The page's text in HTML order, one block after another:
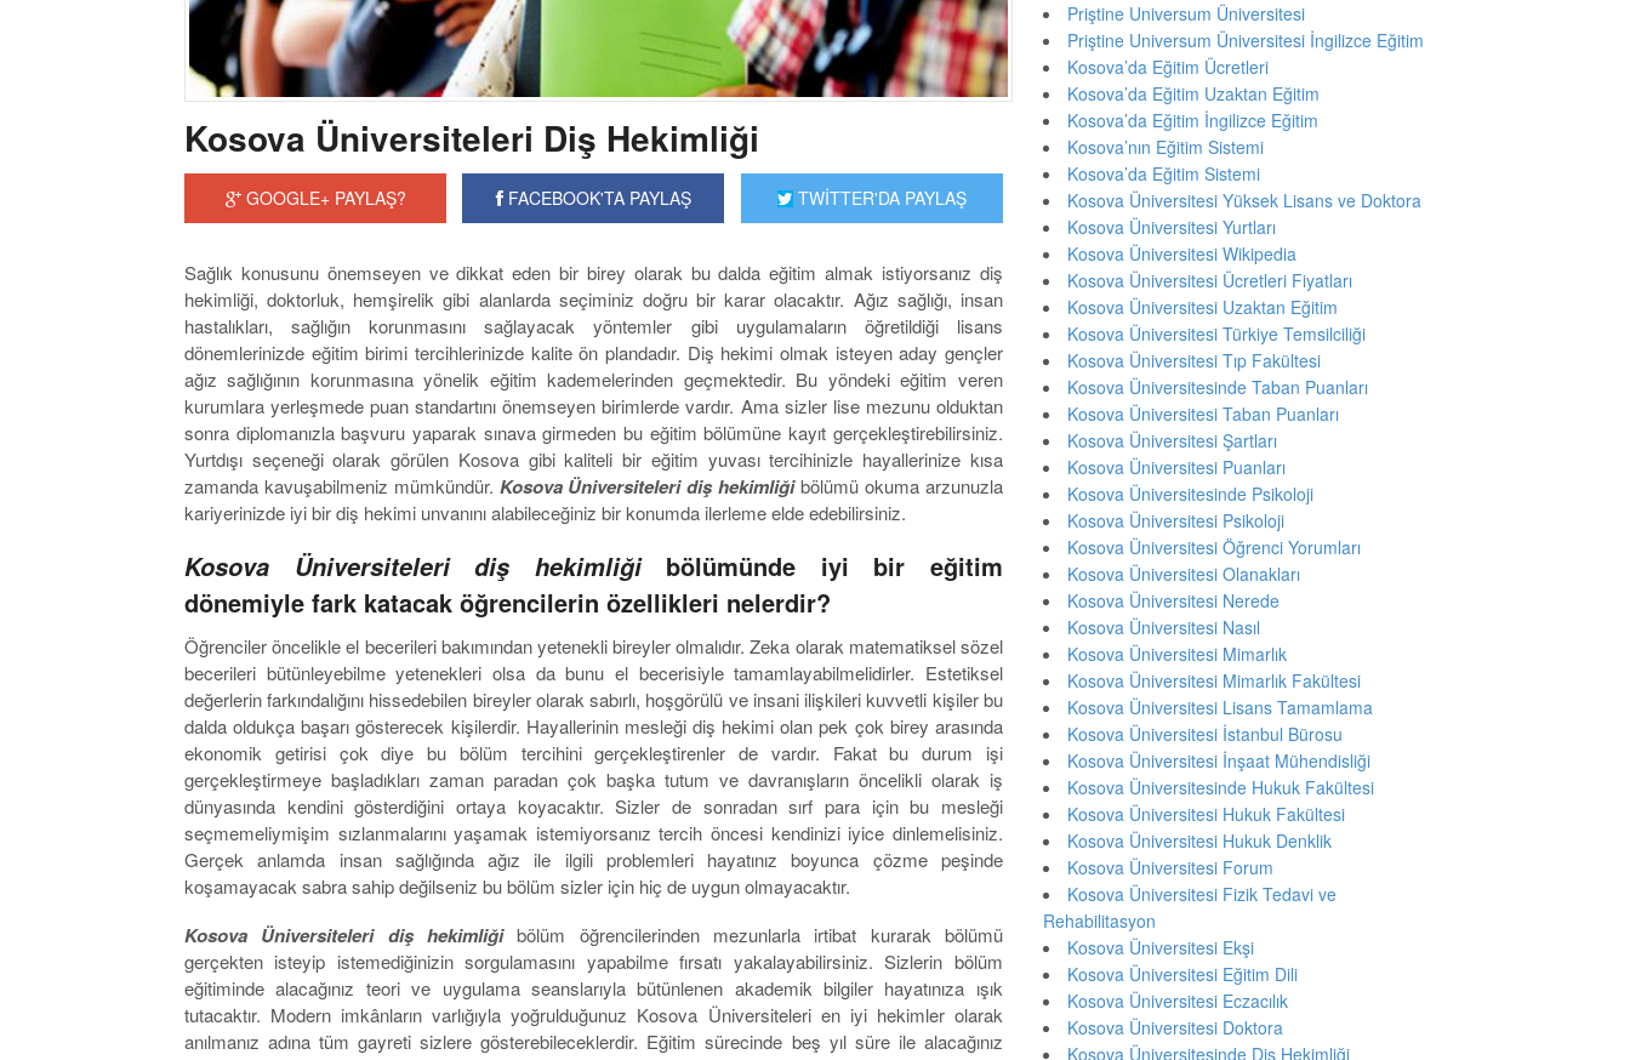
Kosova Üniversiteleri Diş Hekimliği
GOOGLE+ PAYLAŞ? FACEBOOK'TA PAYLAŞ TWİTTER'DA PAYLAŞ
Sağlık konusunu önemseyen ve dikkat eden bir birey olarak bu dalda eğitim almak istiyorsanız diş
hekimliği, doktorluk, hemşirelik gibi alanlarda seçiminiz doğru bir karar olacaktır. Ağız sağlığı, insan
hastalıkları, sağlığın korunmasını sağlayacak yöntemler gibi uygulamaların öğretildiği lisans
dönemlerinizde eğitim birimi tercihlerinizde kalite ön plandadır. Diş hekimi olmak isteyen aday gençler
ağız sağlığının korunmasına yönelik eğitim kademelerinden geçmektedir. Bu yöndeki eğitim veren
kurumlara yerleşmede puan standartını önemseyen birimlerde vardır. Ama sizler lise mezunu olduktan
sonra diplomanızla başvuru yaparak sınava girmeden bu eğitim bölümüne kayıt gerçekleştirebilirsiniz.
Yurtdışı seçeneği olarak görülen Kosova gibi kaliteli bir eğitim yuvası tercihinizle hayallerinize kısa
zamanda kavuşabilmeniz mümkündür. Kosova Üniversiteleri diş hekimliğibölümü okuma arzunuzla
kariyerinizde iyi bir diş hekimi unvanını alabileceğiniz bir konumda ilerleme elde edebilirsiniz.
Kosova Üniversiteleri diş hekimliği bölümünde iyi bir eğitim
dönemiyle fark katacak öğrencilerin özellikleri nelerdir?
Öğrenciler öncelikle el becerileri bakımından yetenekli bireyler olmalıdır. Zeka olarak matematiksel sözel
becerileri bütünleyebilme yetenekleri olsa da bunu el becerisiyle tamamlayabilmelidirler. Estetiksel
değerlerin farkındalığını hissedebilen bireyler olarak sabırlı, hoşgörülü ve insani ilişkileri kuvvetli kişiler bu
dalda oldukça başarı gösterecek kişilerdir. Hayallerinin mesleği diş hekimi olan pek çok birey arasında
ekonomik getirisi çok diye bu bölüm tercihini gerçekleştirenler de vardır. Fakat bu durum işi
gerçekleştirmeye başladıkları zaman paradan çok başka tutum ve davranışların öncelikli olarak iş
dünyasında kendini gösterdiğini ortaya koyacaktır. Sizler de sonradan sırf para için bu mesleği
seçmemeliymişim sızlanmalarını yaşamak istemiyorsanız tercih öncesi kendinizi iyice dinlemelisiniz.
Gerçek anlamda insan sağlığında ağız ile ilgili problemleri hayatınız boyunca çözme peşinde
koşamayacak sabra sahip değilseniz bu bölüm sizler için hiç de uygun olmayacaktır.
Kosova Üniversiteleri diş hekimliğibölüm öğrencilerinden mezunlarla irtibat kurarak bölümü
gerçekten isteyip istemediğinizin sorgulamasını yapabilme fırsatı yakalayabilirsiniz. Sizlerin bölüm
eğitiminde alacağınız teori ve uygulama seanslarıyla bütünlenen akademik bilgiler hayatınıza ışık
tutacaktır. Modern imkânların varlığıyla yoğrulduğunuz Kosova Üniversiteleri en iyi hekimler olarak
anılmanız adına tüm gayreti sizlere gösterebileceklerdir. Eğitim sürecinde beş yıl süre ile alacağınız
Priştine Universum Üniversitesi
Priştine Universum Üniversitesi İngilizce Eğitim
Kosova’da Eğitim Ücretleri
Kosova’da Eğitim Uzaktan Eğitim
Kosova’da Eğitim İngilizce Eğitim
Kosova’nın Eğitim Sistemi
Kosova’da Eğitim Sistemi
Kosova Üniversitesi Yüksek Lisans ve Doktora
Kosova Üniversitesi Yurtları
Kosova Üniversitesi Wikipedia
Kosova Üniversitesi Ücretleri Fiyatları
Kosova Üniversitesi Uzaktan Eğitim
Kosova Üniversitesi Türkiye Temsilciliği
Kosova Üniversitesi Tıp Fakültesi
Kosova Üniversitesinde Taban Puanları
Kosova Üniversitesi Taban Puanları
Kosova Üniversitesi Şartları
Kosova Üniversitesi Puanları
Kosova Üniversitesinde Psikoloji
Kosova Üniversitesi Psikoloji
Kosova Üniversitesi Öğrenci Yorumları
Kosova Üniversitesi Olanakları
Kosova Üniversitesi Nerede
Kosova Üniversitesi Nasıl
Kosova Üniversitesi Mimarlık
Kosova Üniversitesi Mimarlık Fakültesi
Kosova Üniversitesi Lisans Tamamlama
Kosova Üniversitesi İstanbul Bürosu
Kosova Üniversitesi İnşaat Mühendisliği
Kosova Üniversitesinde Hukuk Fakültesi
Kosova Üniversitesi Hukuk Fakültesi
Kosova Üniversitesi Hukuk Denklik
Kosova Üniversitesi Forum
Kosova Üniversitesi Fizik Tedavi ve
Rehabilitasyon
Kosova Üniversitesi Ekşi
Kosova Üniversitesi Eğitim Dili
Kosova Üniversitesi Eczacılık
Kosova Üniversitesi Doktora
Kosova Üniversitesinde Diş Hekimliği